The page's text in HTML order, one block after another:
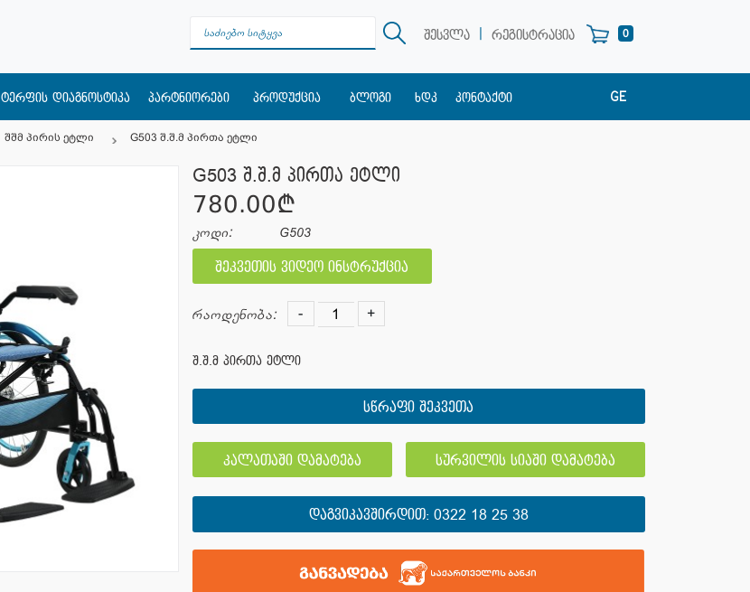
შესვლა | რეგისტრაცია 0
ტერფის დიაგნოსტიკა პარტნიორები პროდუქცია ბლოგი ხდკ კონტაქტი GE
შშმ პირის ეტლი G503 შ.შ.მ პირთა ეტლი
G503 შ.შ.მ პირთა ეტლი
780.00¢
კოდი: G503
შეკვეთის ვიდეო ინსტრუქცია
რაოდენობა: - +
შ.შ.მ პირთა ეტლი
სწრაფი შეკვეთა
კალათაში დამატება სურვილის სიაში დამატება
ᲓᲐᲒᲕᲘᲙᲐᲕᲨᲘᲠᲓᲘᲗ: 0322 18 25 38